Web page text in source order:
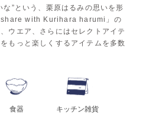
な”という、栗原はるみの思いを形
share with Kurihara harumi」の
ウエア、さらにはセレクトアイテ
もっと楽しくするアイテムを多数
食器 キッチン雑貨